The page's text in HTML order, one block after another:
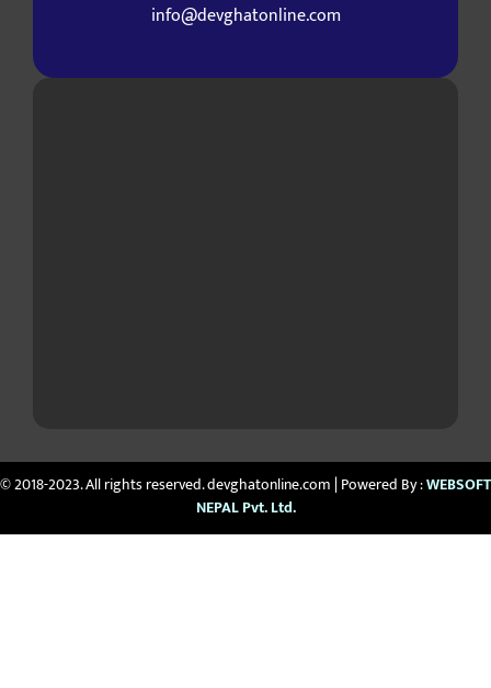
info@devghatonline.com
© 2018-2023. All rights reserved. devghatonline.com | Powered By :WEBSOFT
NEPAL Pvt. Ltd.